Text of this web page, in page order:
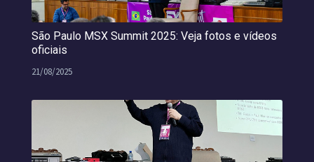
São Paulo MSX Summit 2025: Veja fotos e vídeos
oficiais
21/08/2025